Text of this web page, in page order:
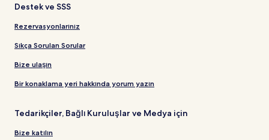
Destek ve SSS
Rezervasyonlarınız
Sıkça Sorulan Sorular
Bize ulaşın
Bir konaklama yeri hakkında yorum yazın
Tedarikçiler, Bağlı Kuruluşlar ve Medya için
Bize katılın